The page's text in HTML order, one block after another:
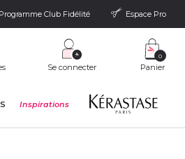
Programme Club Fidélité Espace Pro
Se connecter Panier
0
Inspirations